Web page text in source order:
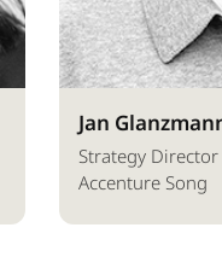
Jan
Strategy Director
Accenture Song